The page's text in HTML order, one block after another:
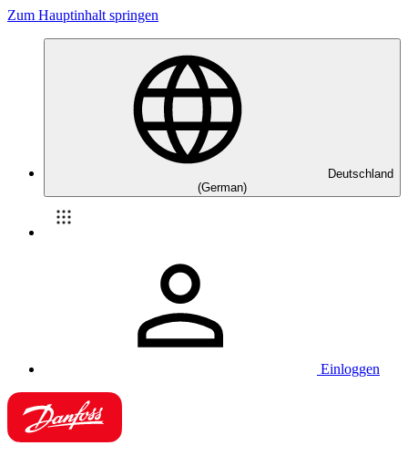
Zum Hauptinhalt springen
Deutschland
(German)
Einloggen